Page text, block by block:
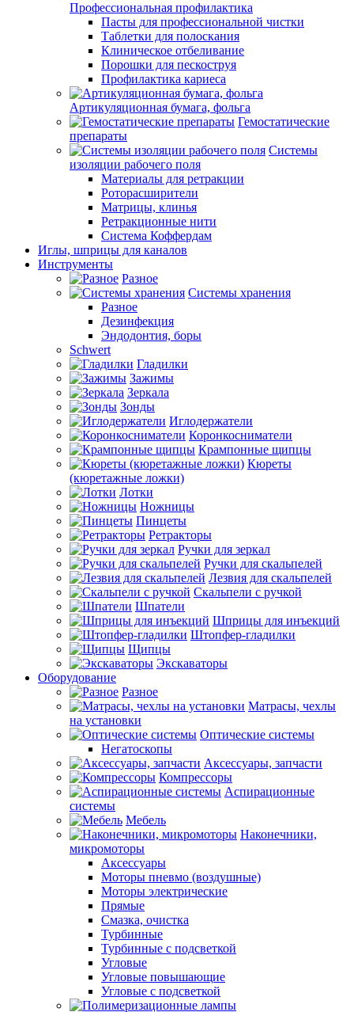
Профессиональная профилактика
Пасты для профессиональной чистки
Таблетки для полоскания
Клиническое отбеливание
Порошки для пескоструя
Профилактика кариеса
Артикуляционная бумага, фольга
Гемостатические
препараты
Системы
изоляции рабочего поля
Материалы для ретракции
Роторасширители
Матрицы, клинья
Ретракционные нити
Система Коффердам
Иглы, шприцы для каналов
Инструменты
Разное
Системы хранения
Разное
Дезинфекция
Эндодонтия, боры
Schwert
Гладилки
Зажимы
Зеркала
Зонды
Иглодержатели
Коронкосниматели
Крампонные щипцы
Кюреты
(кюретажные ложки)
Лотки
Ножницы
Пинцеты
Ретракторы
Ручки для зеркал
Ручки для скальпелей
Лезвия для скальпелей
Скальпели с ручкой
Шпатели
Шприцы для инъекций
Штопфер-гладилки
Щипцы
Экскаваторы
Оборудование
Разное
Матрасы, чехлы
на установки
Оптические системы
Негатоскопы
Аксессуары, запчасти
Компрессоры
Аспирационные
системы
Мебель
Наконечники,
микромоторы
Аксессуары
Моторы пневмо (воздушные)
Моторы электрические
Прямые
Смазка, очистка
Турбинные
Турбинные с подсветкой
Угловые
Угловые повышающие
Угловые с подсветкой